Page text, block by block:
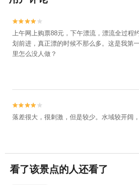


上午网上购票88元，下午漂流，漂流全过程
划前进，真正漂的时候不那么多。这是我第
里怎么没人做？


落差很大，很刺激，但是较少。水域较开阔
看了该景点的人还看了